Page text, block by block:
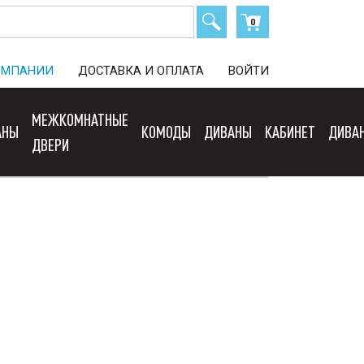
0
ДОСТАВКА И ОПЛАТА ВОЙТИ
МЕЖКОМНАТНЫЕ
ДВЕРИ
КОМОДЫ ДИВАНЫ КАБИНЕТ